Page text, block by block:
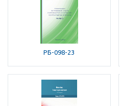
РБ-098-23